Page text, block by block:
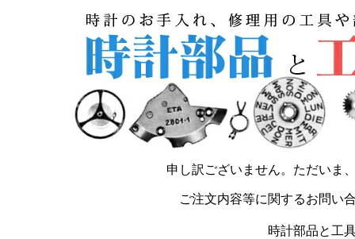
申し訳ございません。ただいま
ご注文内容等に関するお問い
時計部品と